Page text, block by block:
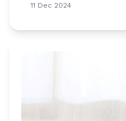
11 Dec 2024